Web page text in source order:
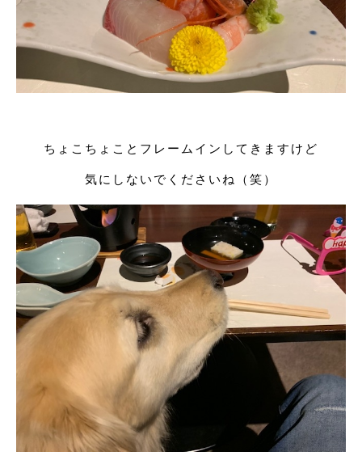
ちょこちょことフレームインしてきますけど
気にしないでくださいね（笑）